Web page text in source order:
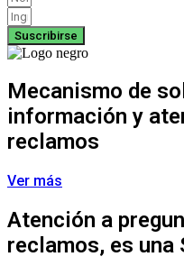
Suscribirse
Mecanismo de
información y
reclamos
Ver más
Atención a
reclamos, es una